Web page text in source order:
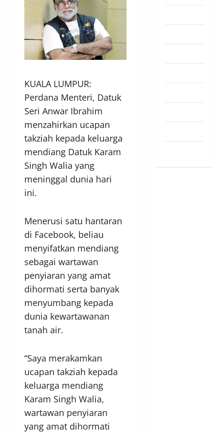
KUALA LUMPUR:
Perdana Menteri, Datuk
Seri Anwar Ibrahim
menzahirkan ucapan
takziah kepada keluarga
mendiang Datuk Karam
Singh Walia yang
meninggal dunia hari
ini.
Menerusi satu hantaran
di Facebook, beliau
menyifatkan mendiang
sebagai wartawan
penyiaran yang amat
dihormati serta banyak
menyumbang kepada
dunia kewartawanan
tanah air.
“Saya merakamkan
ucapan takziah kepada
keluarga mendiang
Karam Singh Walia,
wartawan penyiaran
yang amat dihormati